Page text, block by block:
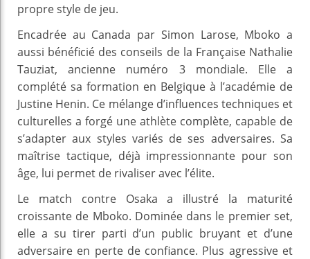
propre style de jeu.
Encadrée au Canada par Simon Larose, Mboko a
aussi bénéficié des conseils de la Française Nathalie
Tauziat, ancienne numéro 3 mondiale. Elle a
complété sa formation en Belgique à l’académie de
Justine Henin. Ce mélange d’influences techniques et
culturelles a forgé une athlète complète, capable de
s’adapter aux styles variés de ses adversaires. Sa
maîtrise tactique, déjà impressionnante pour son
âge, lui permet de rivaliser avec l’élite.
Le match contre Osaka a illustré la maturité
croissante de Mboko. Dominée dans le premier set,
elle a su tirer parti d’un public bruyant et d’une
adversaire en perte de confiance. Plus agressive et